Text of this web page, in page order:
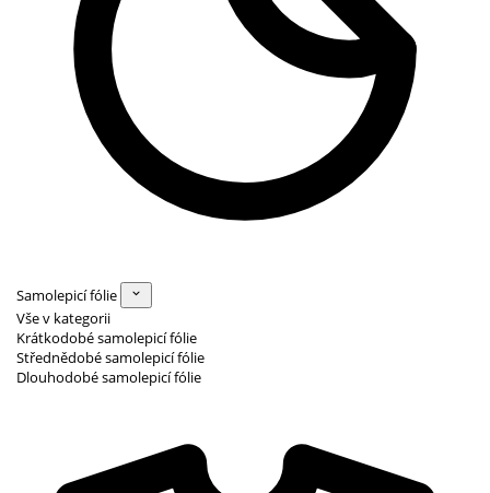
Samolepicí fólie
Vše v kategorii
Krátkodobé samolepicí fólie
Střednědobé samolepicí fólie
Dlouhodobé samolepicí fólie